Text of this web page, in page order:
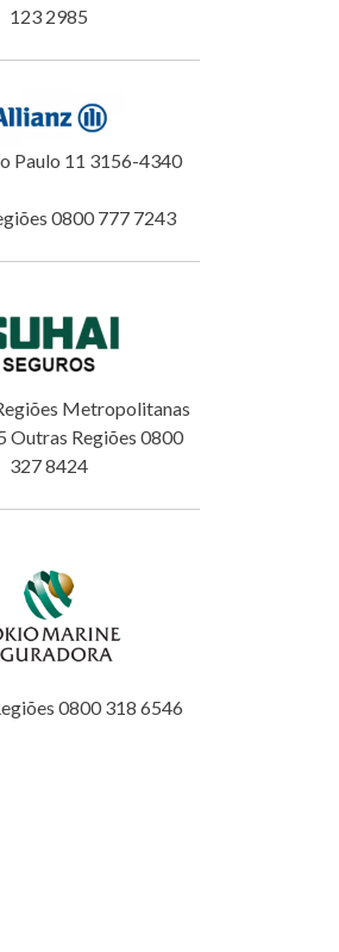
123 2985
Paulo 11 3156-4340
0800 777 7243
Metropolitanas
Outras Regiões 0800
327 8424
0800 318 6546